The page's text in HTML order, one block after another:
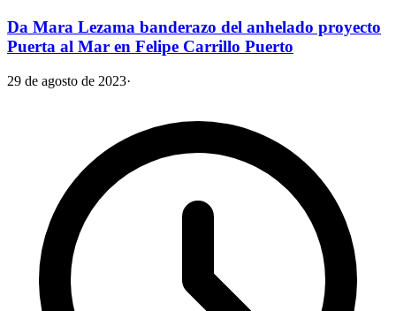
Da Mara Lezama banderazo del anhelado proyecto
Puerta al Mar en Felipe Carrillo Puerto
29 de agosto de 2023·